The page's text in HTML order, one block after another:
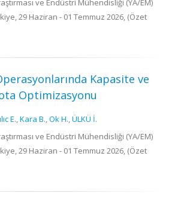
ve Endüstri Mühendisliği (YA/EM)
29 Haziran - 01 Temmuz 2026, (Özet
Kapasite ve
Optimizasyonu
E.,Kara B.,Ok H.,ÜLKÜ İ.
ve Endüstri Mühendisliği (YA/EM)
29 Haziran - 01 Temmuz 2026, (Özet